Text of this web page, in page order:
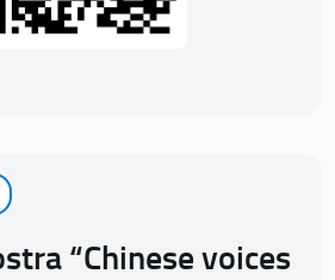
“Chinese voices